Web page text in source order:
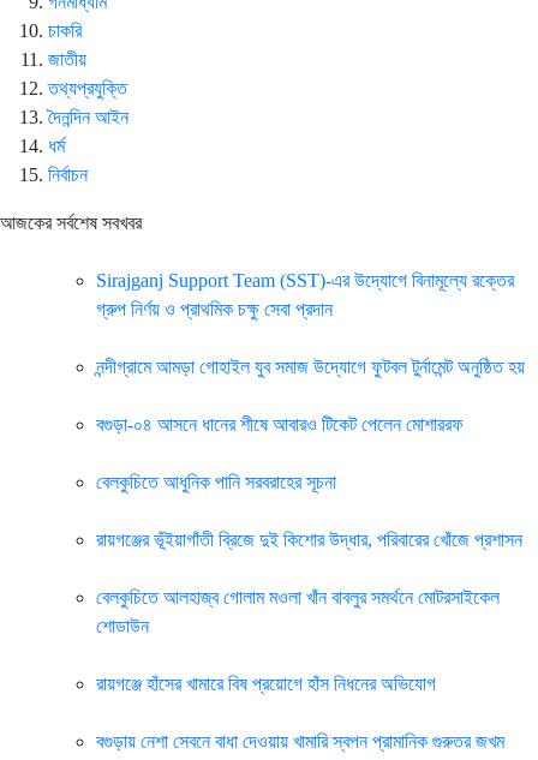
চাকরি
জাতীয়
তথ্যপ্রযুক্তি
দৈনন্দিন আইন
ধর্ম
নির্বাচন
আজকের সর্বশেষ সবখবর
Sirajganj Support Team (SST)-এর উদ্যোগে বিনামূল্যে রক্তের
গ্রুপ নির্ণয় ও প্রাথমিক চক্ষু সেবা প্রদান
নন্দীগ্রামে আমড়া গোহাইল যুব সমাজ উদ্যোগে ফুটবল টুর্নামেন্ট অনুষ্ঠিত হয়
বগুড়া-০৪ আসনে ধানের শীষে আবারও টিকেট পেলেন মোশাররফ
বেলকুচিতে আধুনিক পানি সরবরাহের সূচনা
রায়গঞ্জের ভূঁইয়াগাঁতী ব্রিজে দুই কিশোর উদ্ধার, পরিবারের খোঁজে প্রশাসন
বেলকুচিতে আলহাজ্ব গোলাম মওলা খাঁন বাবলুর সমর্থনে মোটরসাইকেল
শোডাউন
রায়গঞ্জে হাঁসের খামারে বিষ প্রয়োগে হাঁস নিধনের অভিযোগ
বগুড়ায় নেশা সেবনে বাধা দেওয়ায় খামারি স্বপন প্রামানিক গুরুতর জখম